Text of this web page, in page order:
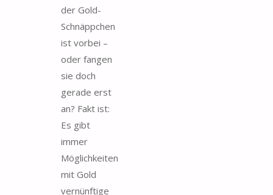
der Gold-
Schnäppchen
ist vorbei –
oder fangen
sie doch
gerade erst
an? Fakt ist:
Es gibt
immer
Möglichkeiten
mit Gold
vernünftige